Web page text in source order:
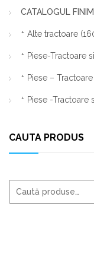
CATALOGUL
Alte tractoare
Piese-Tractoare
Piese –
Piese -Tractoare
CAUTA PRODUS
Caută
după: